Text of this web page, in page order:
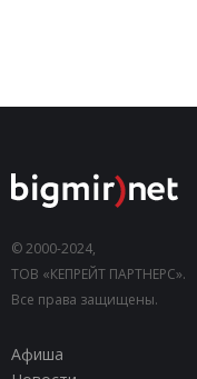
© 2000-2024,
ТОВ «КЕПРЕЙТ ПАРТНЕРС».
Все права защищены.
Афиша